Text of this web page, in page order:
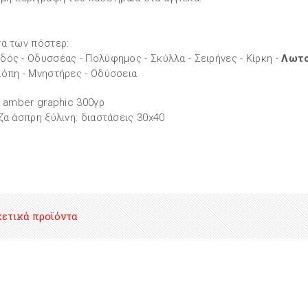
των πόστερ:
- Οδυσσέας - Πολύφημος - Σκύλλα - Σειρήνες - Κίρκη -
- Μνηστήρες - Οδύσσεια
amber graphic 300γρ
άσπρη ξύλινη: διαστάσεις 30x40
προϊόντα